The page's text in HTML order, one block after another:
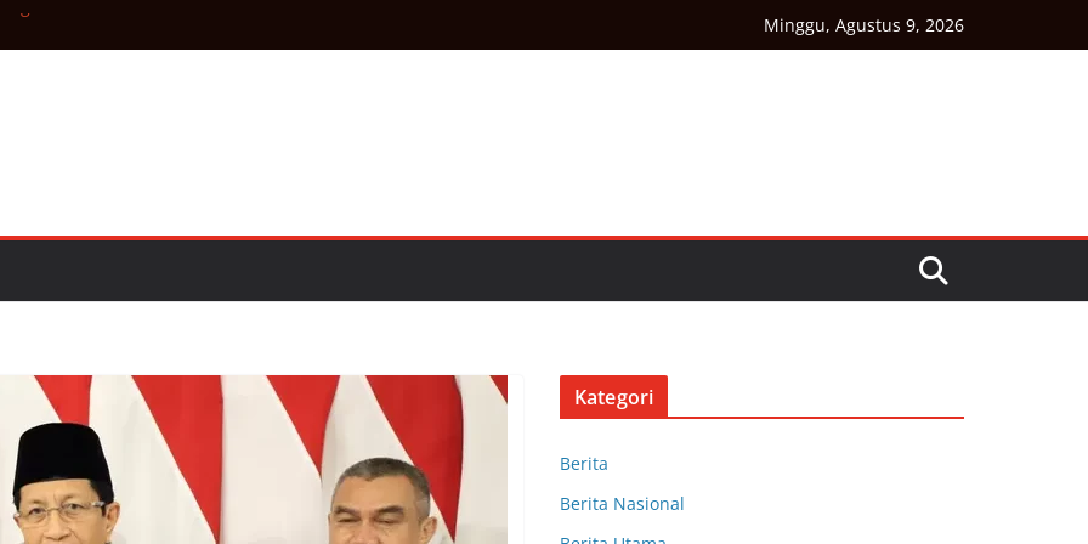
Semakin
Beberapa
Minggu, Agustus 9, 2026
Kategori
Berita
Berita Nasional